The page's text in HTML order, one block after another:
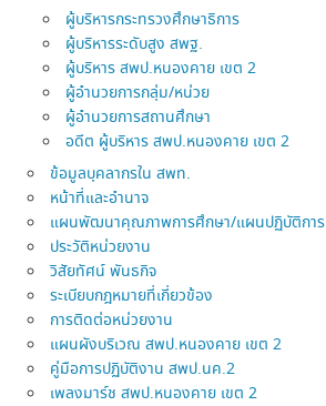
ผู้บริหารกระทรวงศึกษาธิการ
ผู้บริหารระดับสูง สพฐ.
ผู้บริหาร สพป.หนองคาย เขต 2
ผู้อำนวยการกลุ่ม/หน่วย
ผู้อำนวยการสถานศึกษา
อดีต ผู้บริหาร สพป.หนองคาย เขต 2
ข้อมูลบุคลากรใน สพท.
หน้าที่และอำนาจ
แผนพัฒนาคุณภาพการศึกษา/แผนปฏิบัติการ
ประวัติหน่วยงาน
วิสัยทัศน์ พันธกิจ
ระเบียบกฎหมายที่เกี่ยวข้อง
การติดต่อหน่วยงาน
แผนผังบริเวณ สพป.หนองคาย เขต 2
คู่มือการปฏิบัติงาน สพป.นค.2
เพลงมาร์ช สพป.หนองคาย เขต 2